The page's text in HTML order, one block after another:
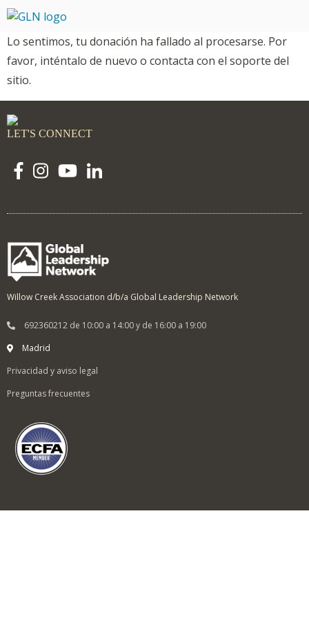
Lo sentimos, tu donación ha fallado al procesarse. Por
favor, inténtalo de nuevo o contacta con el soporte del
sitio.
LET'S CONNECT
Willow Creek Association d/b/a Global Leadership Network
692360212 de 10:00 a 14:00 y de 16:00 a 19:00
Madrid
Privacidad y aviso legal
Preguntas frecuentes